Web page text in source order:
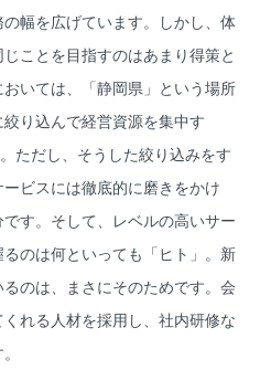
幅を広げています。しかし、体
ことを目指すのはあまり得策と
いては、「静岡県」という場所
り込んで経営資源を集中す
ただし、そうした絞り込みをす
ビスには徹底的に磨きをかけ
す。そして、レベルの高いサー
のは何といっても「ヒト」。新
のは、まさにそのためです。会
れる人材を採用し、社内研修な